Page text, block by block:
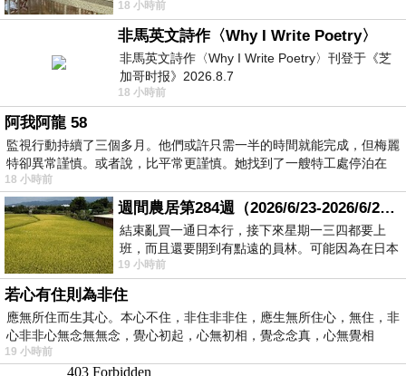
顧都會去看一下。他們偶爾會引進 C
18 小時前
非馬英文詩作〈Why I Write Poetry〉
非馬英文詩作〈Why I Write Poetry〉刊登于《芝
加哥时报》2026.8.7
18 小時前
阿我阿龍 58
監視行動持續了三個多月。他們或許只需一半的時間就能完成，但梅麗
特卻異常謹慎。或者說，比平常更謹慎。她找到了一艘特工處停泊在
18 小時前
週間農居第284週（2026/6/23-2026/6/24) 夏至 金黃稻浪洋溢豐收喜悅
結束亂買一通日本行，接下來星期一三四都要上
班，而且還要開到有點遠的員林。可能因為在日本
花不少錢，星期一出門上班時，心裡沒有一
19 小時前
若心有住則為非住
應無所住而生其心。本心不住，非住非非住，應生無所住心，無住，非
心非非心無念無無念，覺心初起，心無初相，覺念念真，心無覺相
19 小時前